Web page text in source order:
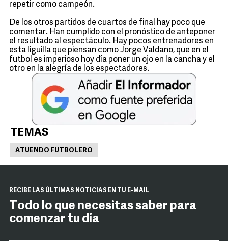
repetir como campeón.
De los otros partidos de cuartos de final hay poco que
comentar. Han cumplido con el pronóstico de anteponer
el resultado al espectáculo. Hay pocos entrenadores en
esta liguilla que piensan como Jorge Valdano, que en el
futbol es imperioso hoy día poner un ojo en la cancha y el
otro en la alegría de los espectadores.
TEMAS
ATUENDO FUTBOLERO
RECIBE LAS ÚLTIMAS NOTICIAS EN TU E-MAIL
Todo lo que necesitas saber para
comenzar tu día